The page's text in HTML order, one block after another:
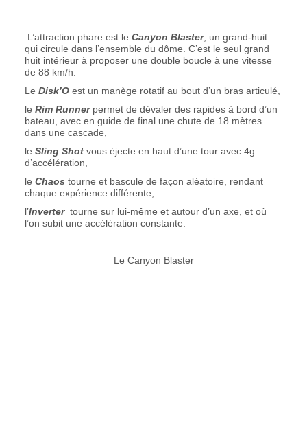
L’attraction phare est le Canyon Blaster, un grand-huit
qui circule dans l’ensemble du dôme. C’est le seul grand
huit intérieur à proposer une double boucle à une vitesse
de 88 km/h.
Le Disk’O est un manège rotatif au bout d’un bras articulé,
le Rim Runnerpermet de dévaler des rapides à bord d’un
bateau, avec en guide de final une chute de 18 mètres
dans une cascade,
le Sling Shot vous éjecte en haut d’une tour avec 4g
d’accélération,
le Chaos tourne et bascule de façon aléatoire, rendant
chaque expérience différente,
l’Invertertourne sur lui-même et autour d’un axe, et où
l’on subit une accélération constante.
Le Canyon Blaster